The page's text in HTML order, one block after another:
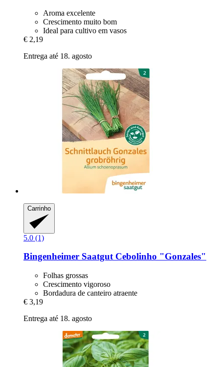
Aroma excelente
Crescimento muito bom
Ideal para cultivo em vasos
€ 2,19
Entrega até 18. agosto
Carrinho
5.0 (1)
Bingenheimer SaatgutCebolinho "Gonzales"
Folhas grossas
Crescimento vigoroso
Bordadura de canteiro atraente
€ 3,19
Entrega até 18. agosto